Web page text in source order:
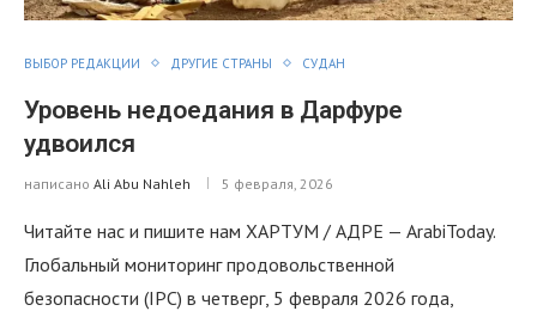
ВЫБОР РЕДАКЦИИ ДРУГИЕ СТРАНЫ СУДАН
Уровень недоедания в Дарфуре
удвоился
написано Ali Abu Nahleh 5 февраля, 2026
Читайте нас и пишите нам ХАРТУМ / АДРЕ — ArabiToday.
Глобальный мониторинг продовольственной
безопасности (IPC) в четверг, 5 февраля 2026 года,